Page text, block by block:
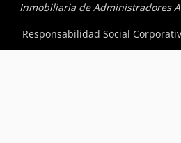
Inmobiliaria de Administradores
Responsabilidad Social